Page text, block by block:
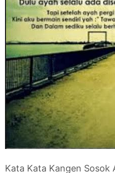
Kata Kata Kangen Sosok